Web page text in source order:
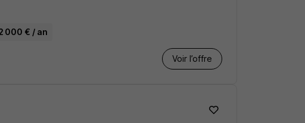
000 € / an
Voir l’offre